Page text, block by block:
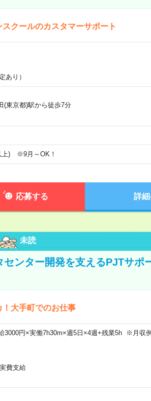
クールのカスタマーサポート
あり）
(東京都)駅から徒歩7分
上) ※9月～OK！
応募する 詳
未読
ンター開発を支えるPJTサポ
！大手町でのお仕事
円×実働7h30m×週5日×4週+残業5h ※月収
費支給